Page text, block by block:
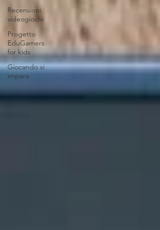
Recensioni
videogiochi
Progetto
EduGamers
for kids
Giocando si
impara